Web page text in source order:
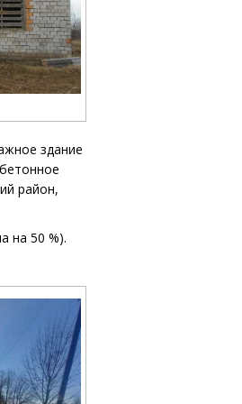
здание
район,
на 50 %).